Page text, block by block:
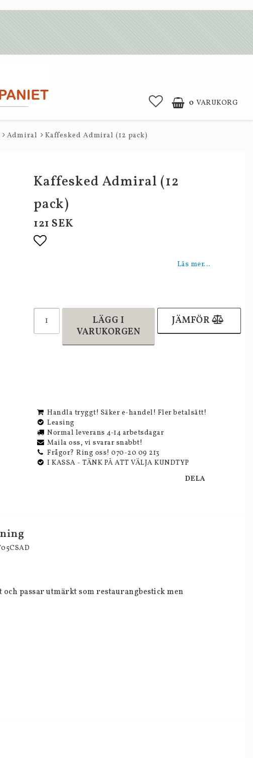
0 VARUKORG
Admiral Kaffesked Admiral (12 pack)
Kaffesked Admiral (12
pack)
121 SEK
Läs mer...
LÄGG I
VARUKORGEN
JÄMFÖR
Handla tryggt! Säker e-handel! Fler betalsätt!
Leasing
Normal leverans 4-14 arbetsdagar
Maila oss, vi svarar snabbt!
Frågor? Ring oss! 070-20 09 213
I KASSA - TÄNK PÅ ATT VÄLJA KUNDTYP
DELA
passar utmärkt som restaurangbestick men